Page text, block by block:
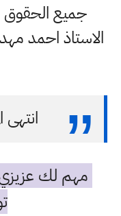
جميع الحقوق
الاستاذ احمد
مهم لك عزيزي